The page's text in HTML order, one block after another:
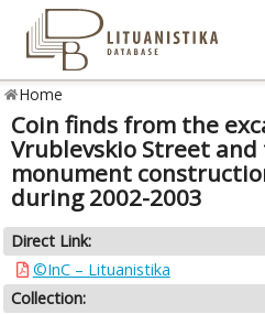
Home
Coin finds from the
Vrublevskio Street
monument
during 2002-2003
Direct Link:
©InC – Lituanistika
Collection: